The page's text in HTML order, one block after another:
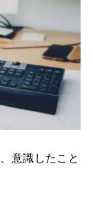
意識したこと